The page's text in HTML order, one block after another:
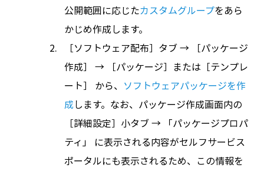
公開範囲に応じたカスタムグループをあら
かじめ作成します。
［ソフトウェア配布］タブ → ［パッケージ
作成］ → ［パッケージ］または［テンプレ
ート］ から、 ソフトウェアパッケージを作
成 します。なお、パッケージ作成画面内の
［詳細設定］小タブ → 「パッケージプロパ
ティ」 に表示される内容がセルフサービス
ポータルにも表示されるため、この情報を